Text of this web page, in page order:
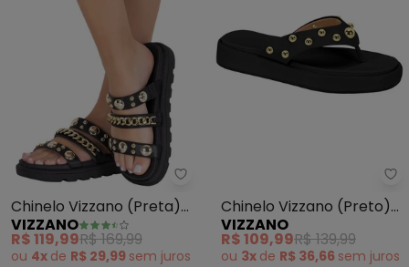
Vizzano - Chinelo Vizzano
Chinelo Vizzano (Preta)
em Sintético
VIZZANO
R$ 119,99R$ 169,99
ou 4x de R$ 29,99 sem juros
Chinelo Vizzano (Preto)
em Sintético
VIZZANO
R$ 109,99R$ 139,99
ou 3x de R$ 36,66 sem juros